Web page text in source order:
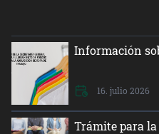
Información
16. julio 2026
Trámite para